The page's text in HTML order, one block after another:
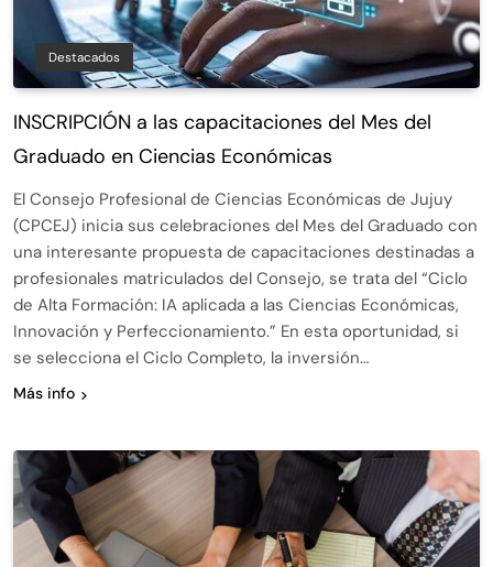
Destacados
INSCRIPCIÓN a las capacitaciones del Mes del
Graduado en Ciencias Económicas
El Consejo Profesional de Ciencias Económicas de Jujuy
(CPCEJ) inicia sus celebraciones del Mes del Graduado con
una interesante propuesta de capacitaciones destinadas a
profesionales matriculados del Consejo, se trata del “Ciclo
de Alta Formación: IA aplicada a las Ciencias Económicas,
Innovación y Perfeccionamiento.” En esta oportunidad, si
se selecciona el Ciclo Completo, la inversión…
Más info